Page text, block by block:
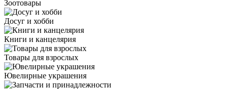
Зоотовары
Досуг и хобби
Книги и канцелярия
Товары для взрослых
Ювелирные украшения